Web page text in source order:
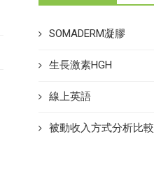
SOMADERM凝膠
生長激素HGH
線上英語
被動收入方式分析比較